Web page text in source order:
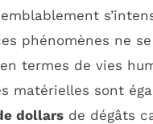
phénomènes ne
termes de vies
matérielles sont
dollars de dégâts